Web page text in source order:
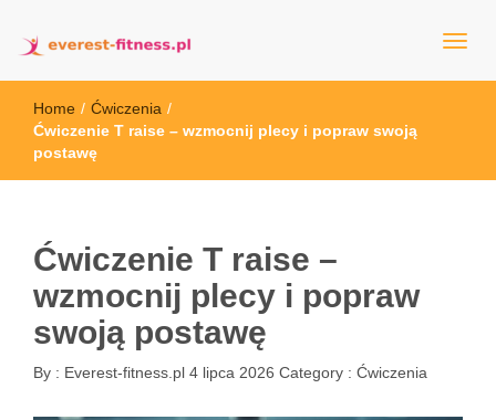
everest-fitness.pl
Home / Ćwiczenia /
Ćwiczenie T raise – wzmocnij plecy i popraw swoją
postawę
Ćwiczenie T raise –
wzmocnij plecy i popraw
swoją postawę
By : Everest-fitness.pl 4 lipca 2026 Category : Ćwiczenia